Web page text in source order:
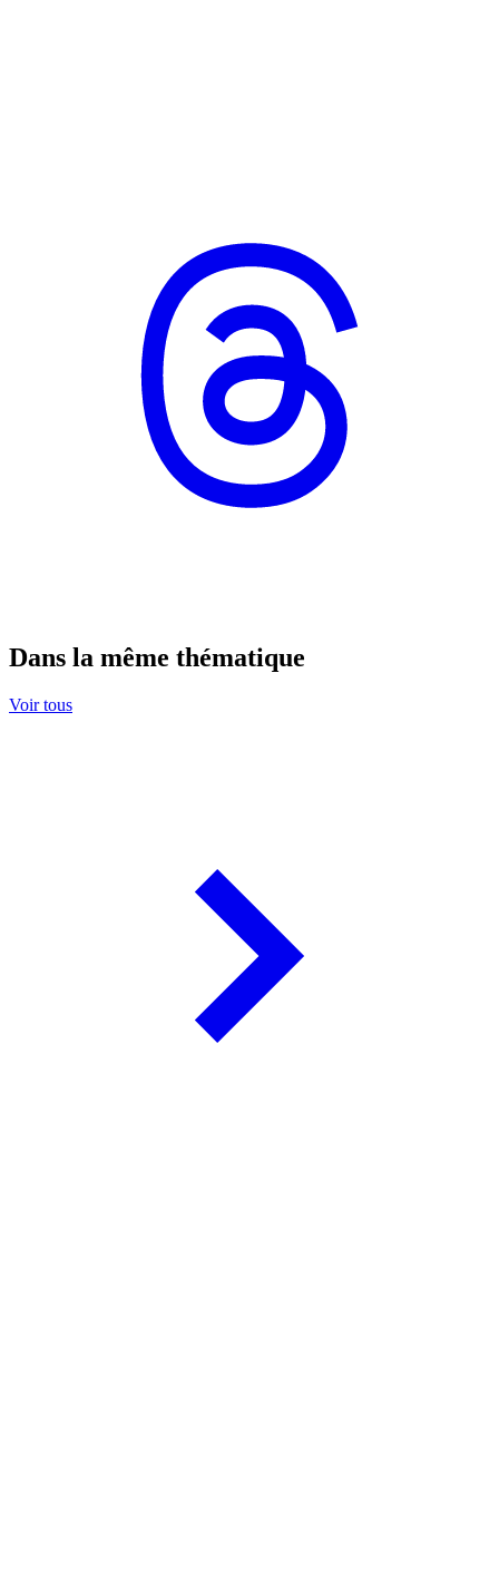
Dans la même thématique
Voir tous